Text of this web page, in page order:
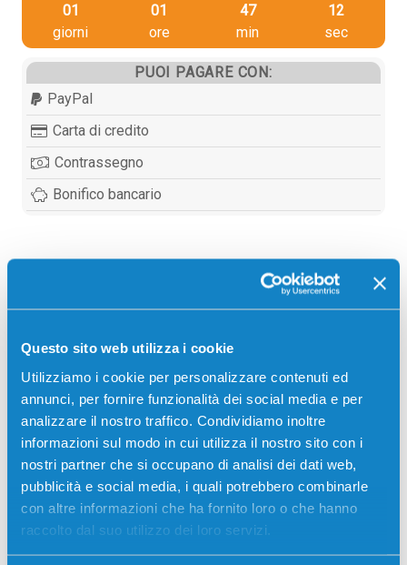
Questo sito web utilizza i cookie
Utilizziamo i cookie per personalizzare contenuti ed
annunci, per fornire funzionalità dei social media e per
analizzare il nostro traffico. Condividiamo inoltre
informazioni sul modo in cui utilizza il nostro sito con i
nostri partner che si occupano di analisi dei dati web,
pubblicità e social media, i quali potrebbero combinarle
con altre informazioni che ha fornito loro o che hanno
raccolto dal suo utilizzo dei loro servizi.
01
giorni
01
ore
47
min
12
sec
PUOI PAGARE CON:
PayPal
Carta di credito
Contrassegno
Bonifico bancario
300000 pagine per Stampanti: Ricoh AFICIO 340,
Ricoh AFICIO 345, Ricoh AFICIO 350, Ricoh AFICIO
355, Ricoh AFICIO 450, Ricoh AFICIO 455